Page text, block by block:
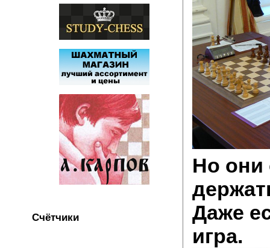
Счётчики
Но они
Даже
игра.